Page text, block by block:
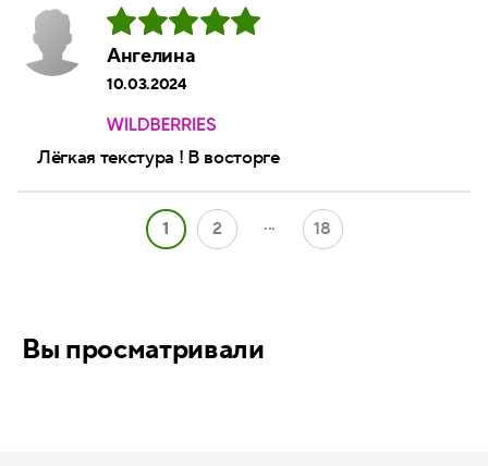
Ангелина
10.03.2024
Лёгкая текстура ! В восторге
1 2 ... 18
Вы просматривали